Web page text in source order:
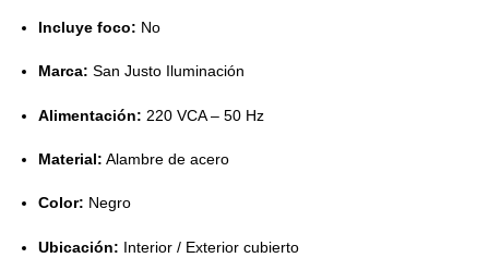
Incluye foco: No
Marca: San Justo Iluminación
Alimentación: 220 VCA – 50 Hz
Material: Alambre de acero
Color: Negro
Ubicación: Interior / Exterior cubierto